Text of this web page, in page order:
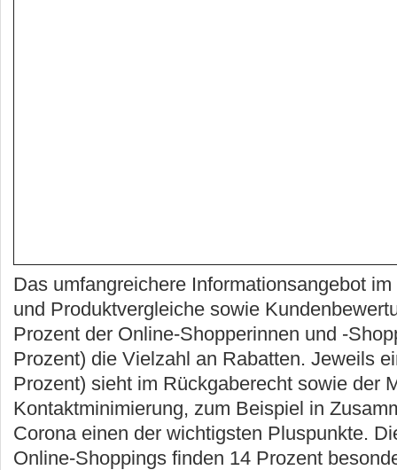
Das umfangreichere Informationsangebot
und Produktvergleiche sowie
Prozent der Online-Shopperinnen und -
Prozent) die Vielzahl an Rabatten. Jeweils
Prozent) sieht im Rückgaberecht sowie der
Kontaktminimierung, zum Beispiel in
Corona einen der wichtigsten Pluspunkte.
Online-Shoppings finden 14 Prozent